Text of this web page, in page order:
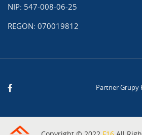
NIP: 547-008-06-25
REGON: 070019812
Partner Grupy